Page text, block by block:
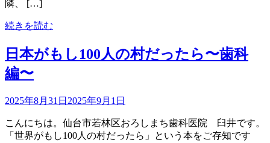
隣、 […]
続きを読む
日本がもし100人の村だったら〜歯科
編〜
2025年8月31日 2025年9月1日
こんにちは。仙台市若林区おろしまち歯科医院 臼井です。
「世界がもし100人の村だったら」という本をご存知です